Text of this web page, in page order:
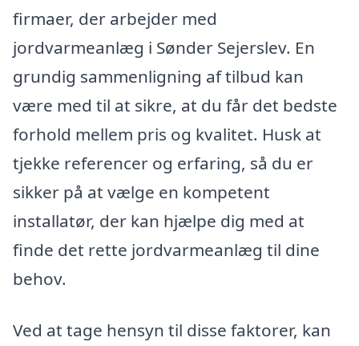
firmaer, der arbejder med
jordvarmeanlæg i Sønder Sejerslev. En
grundig sammenligning af tilbud kan
være med til at sikre, at du får det bedste
forhold mellem pris og kvalitet. Husk at
tjekke referencer og erfaring, så du er
sikker på at vælge en kompetent
installatør, der kan hjælpe dig med at
finde det rette jordvarmeanlæg til dine
behov.
Ved at tage hensyn til disse faktorer, kan